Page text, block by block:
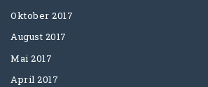
Oktober 2017
August 2017
Mai 2017
April 2017